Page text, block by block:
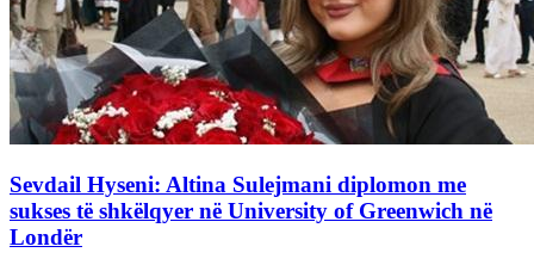
Sevdail Hyseni: Altina Sulejmani diplomon me
sukses të shkëlqyer në University of Greenwich në
Londër